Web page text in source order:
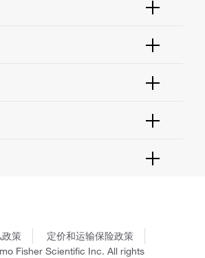
策
定价和运输保险政策
Fisher Scientific Inc. All rights